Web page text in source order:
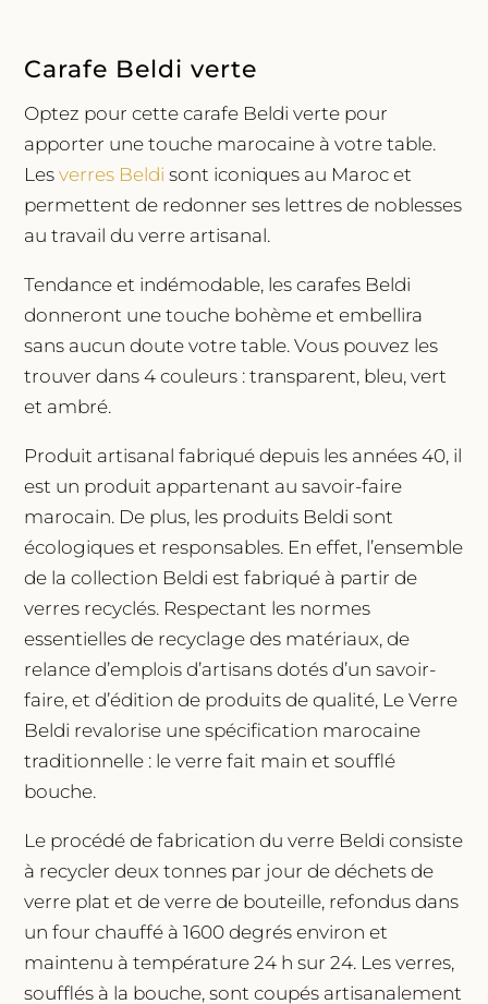
Carafe Beldi verte
Optez pour cette carafe Beldi verte pour
apporter une touche marocaine à votre table.
Lesverres Beldi sont iconiques au Maroc et
permettent de redonner ses lettres de noblesses
au travail du verre artisanal.
Tendance et indémodable, les carafes Beldi
donneront une touche bohème et embellira
sans aucun doute votre table. Vous pouvez les
trouver dans 4 couleurs : transparent, bleu, vert
et ambré.
Produit artisanal fabriqué depuis les années 40, il
est un produit appartenant au savoir-faire
marocain. De plus, les produits Beldi sont
écologiques et responsables. En effet, l’ensemble
de la collection Beldi est fabriqué à partir de
verres recyclés. Respectant les normes
essentielles de recyclage des matériaux, de
relance d’emplois d’artisans dotés d’un savoir-
faire, et d’édition de produits de qualité, Le Verre
Beldi revalorise une spécification marocaine
traditionnelle : le verre fait main et soufflé
bouche.
Le procédé de fabrication du verre Beldi consiste
à recycler deux tonnes par jour de déchets de
verre plat et de verre de bouteille, refondus dans
un four chauffé à 1600 degrés environ et
maintenu à température 24 h sur 24. Les verres,
soufflés à la bouche, sont coupés artisanalement